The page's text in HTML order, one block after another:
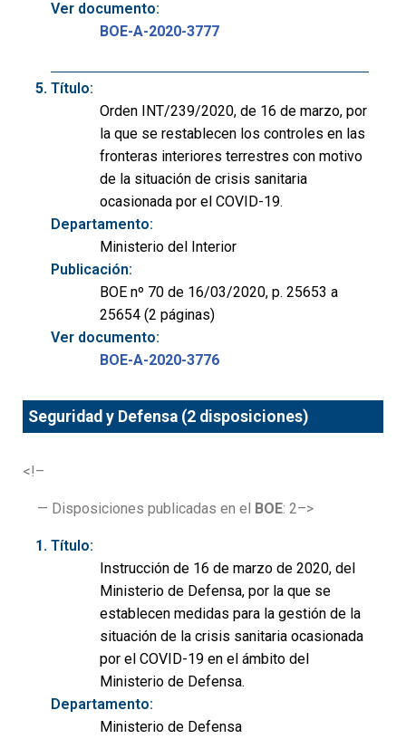
Ver documento:
BOE-A-2020-3777
Título:
Orden INT/239/2020, de 16 de marzo, por
la que se restablecen los controles en las
fronteras interiores terrestres con motivo
de la situación de crisis sanitaria
ocasionada por el COVID-19.
Departamento:
Ministerio del Interior
Publicación:
BOE nº 70 de 16/03/2020, p. 25653 a
25654 (2 páginas)
Ver documento:
BOE-A-2020-3776
Seguridad y Defensa (2 disposiciones)
<!–
— Disposiciones publicadas en el BOE: 2–>
Título:
Instrucción de 16 de marzo de 2020, del
Ministerio de Defensa, por la que se
establecen medidas para la gestión de la
situación de la crisis sanitaria ocasionada
por el COVID-19 en el ámbito del
Ministerio de Defensa.
Departamento:
Ministerio de Defensa